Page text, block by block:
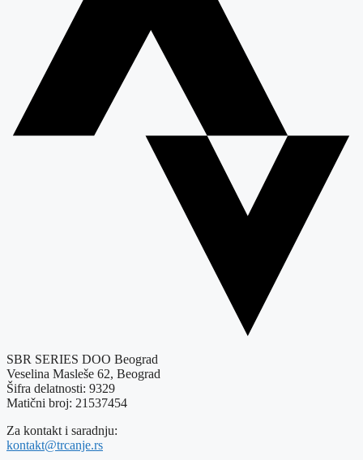
SBR SERIES DOO Beograd
Veselina Masleše 62, Beograd
Šifra delatnosti: 9329
Matični broj: 21537454
Za kontakt i saradnju:
kontakt@trcanje.rs